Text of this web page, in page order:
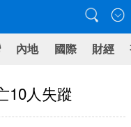
內地 國際 財經
10人失蹤